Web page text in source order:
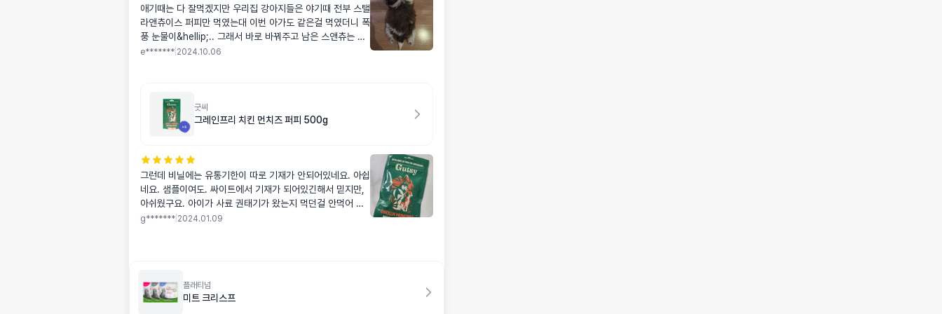
애기때는 다 잘먹겠지만 우리집 강아지들은 야기때 전부 스탤
라앤츄이스 퍼피만 먹였는대 이번 아가도 같은걸 먹였더니 폭
풍 눈물이&hellip;.. 그래서 바로 바꿔주고 남은 스앤츄는 큰
야들 먹이고 ㅎㅎ 벌써 두번째 구매인데 잘먹습니다. 눈물 다
e******* 2024.10.06
굿씨
그레인프리 치킨 먼치즈 퍼피 500g
그런데 비닐에는 유통기한이 따로 기재가 안되어있네요. 아쉽
네요. 샘플이여도. 싸이트에서 기재가 되어있긴해서 믿지만,
아쉬웠구요. 아이가 사료 권태기가 왔는지 먹던걸 안먹어 구
매해봤어요. 잘먹었음 좋겠네요.알러지도 있는것같은데 이건
g******* 2024.01.09
플래티넘
미트 크리스프